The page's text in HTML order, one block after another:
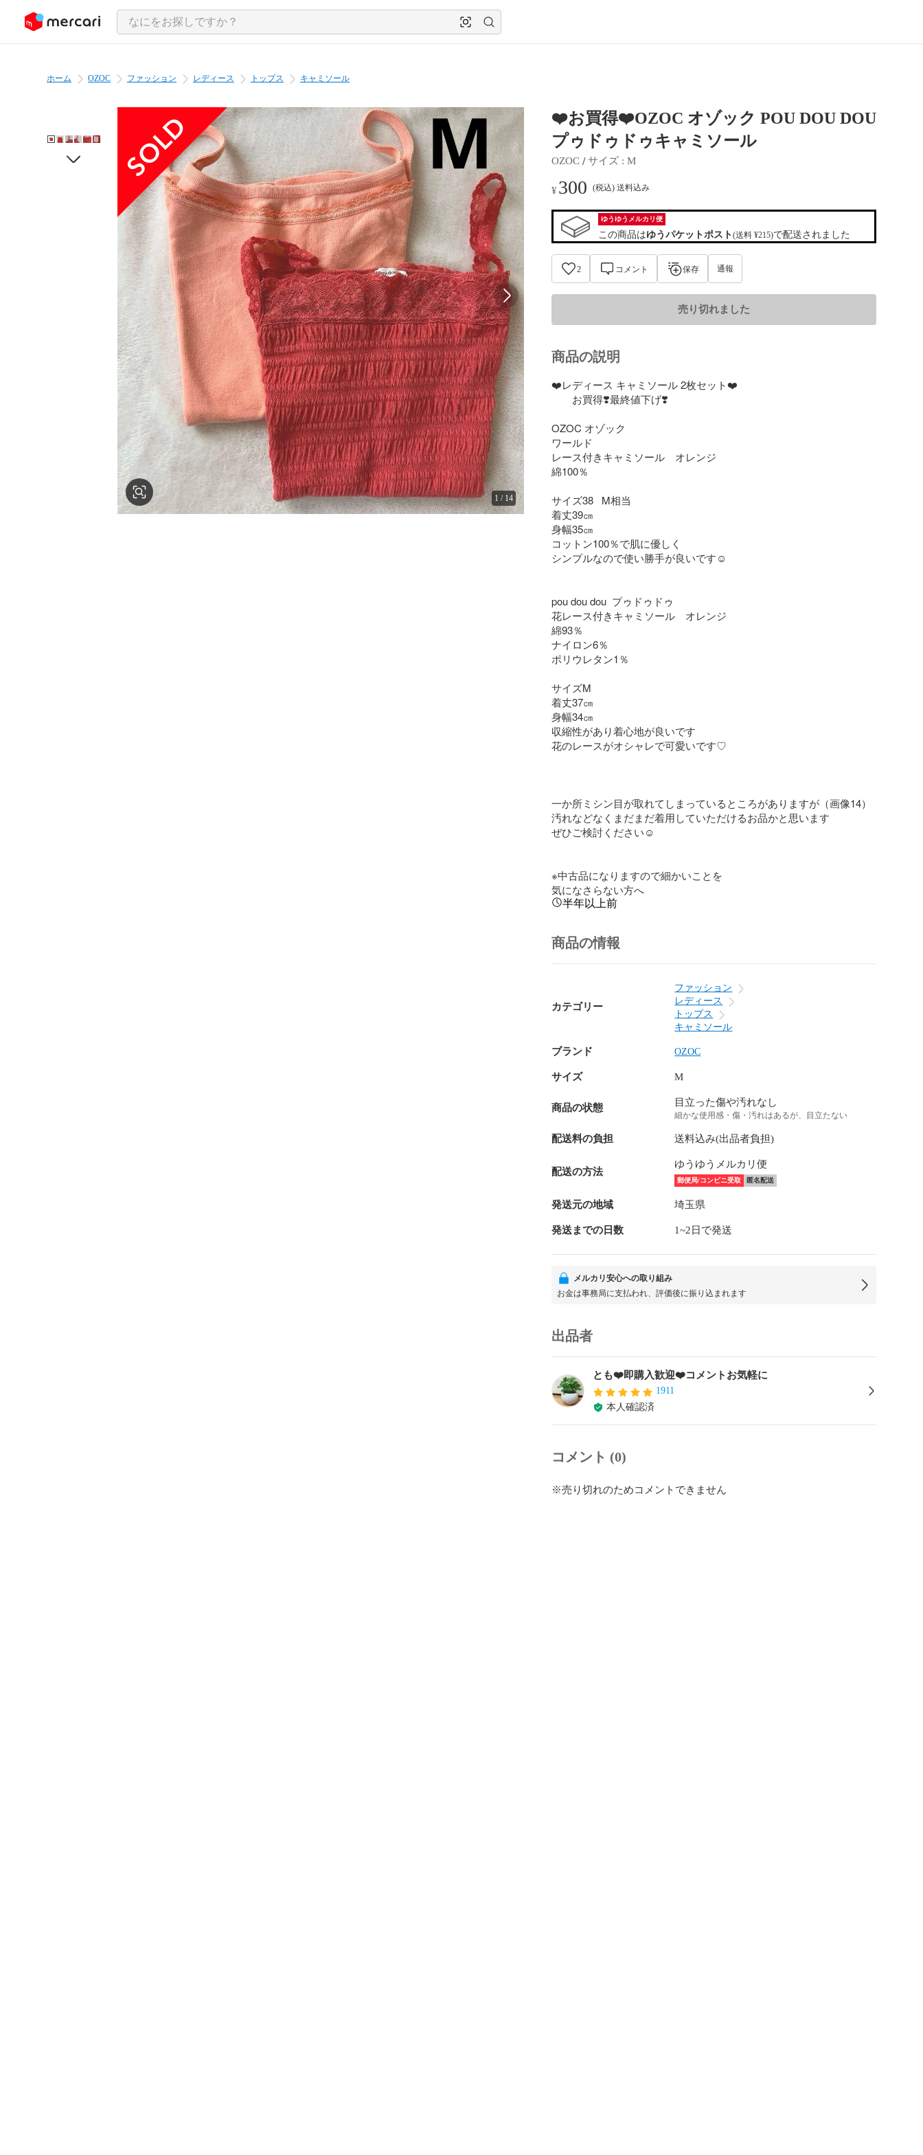
ツにスキップ
ホーム OZOC ファッション レディース トップス キャミソール
1 / 14
❤️お買得❤️OZOC オゾック POU DOU DOU
プゥドゥドゥキャミソール
OZOC / サイズ : M
¥ 300 (税込) 送料込み
ゆうゆうメルカリ便
この商品はゆうパケットポスト(送料 ¥215)で配送されました
2 コメント 保存 通報
売り切れました
商品の説明
❤️レディース キャミソール 2枚セット❤️
お買得❣️最終値下げ❣️
OZOC オゾック
ワールド
レース付きキャミソール　オレンジ
綿100％
サイズ38   M相当
着丈39㎝
身幅35㎝
コットン100％で肌に優しく
シンプルなので使い勝手が良いです☺︎
pou dou dou  プゥドゥドゥ
花レース付きキャミソール　オレンジ
綿93％
ナイロン6％
ポリウレタン1％
サイズM
着丈37㎝
身幅34㎝
収縮性があり着心地が良いです
花のレースがオシャレで可愛いです♡
一か所ミシン目が取れてしまっているところがありますが（画像14）
汚れなどなくまだまだ着用していただけるお品かと思います
ぜひご検討ください☺︎
※中古品になりますので細かいことを
気になさらない方へ
半年以上前
商品の情報
カテゴリー
ファッション
レディース
トップス
キャミソール
ブランド OZOC
サイズ M
商品の状態 目立った傷や汚れなし
細かな使用感・傷・汚れはあるが、目立たない
配送料の負担 送料込み(出品者負担)
配送の方法
ゆうゆうメルカリ便
郵便局/コンビニ受取 匿名配送
発送元の地域 埼玉県
発送までの日数 1~2日で発送
メルカリ安心への取り組み
お金は事務局に支払われ、評価後に振り込まれます
出品者
とも❤️即購入歓迎❤️コメントお気軽に
1911
本人確認済
コメント (0)
※売り切れのためコメントできません